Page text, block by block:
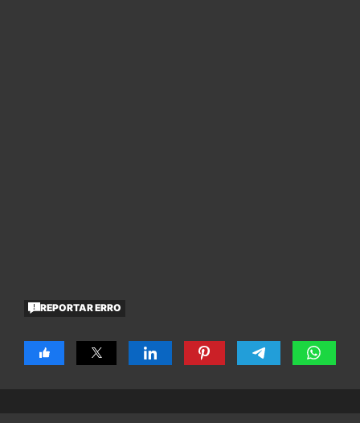
REPORTAR ERRO